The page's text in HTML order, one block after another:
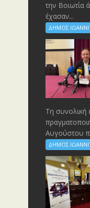
την
έχασαν...
ΔΗΜΟΣ
Τη συνολική
Αυγούστου
ΔΗΜΟΣ